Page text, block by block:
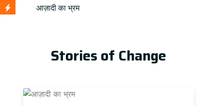
Stories of Change